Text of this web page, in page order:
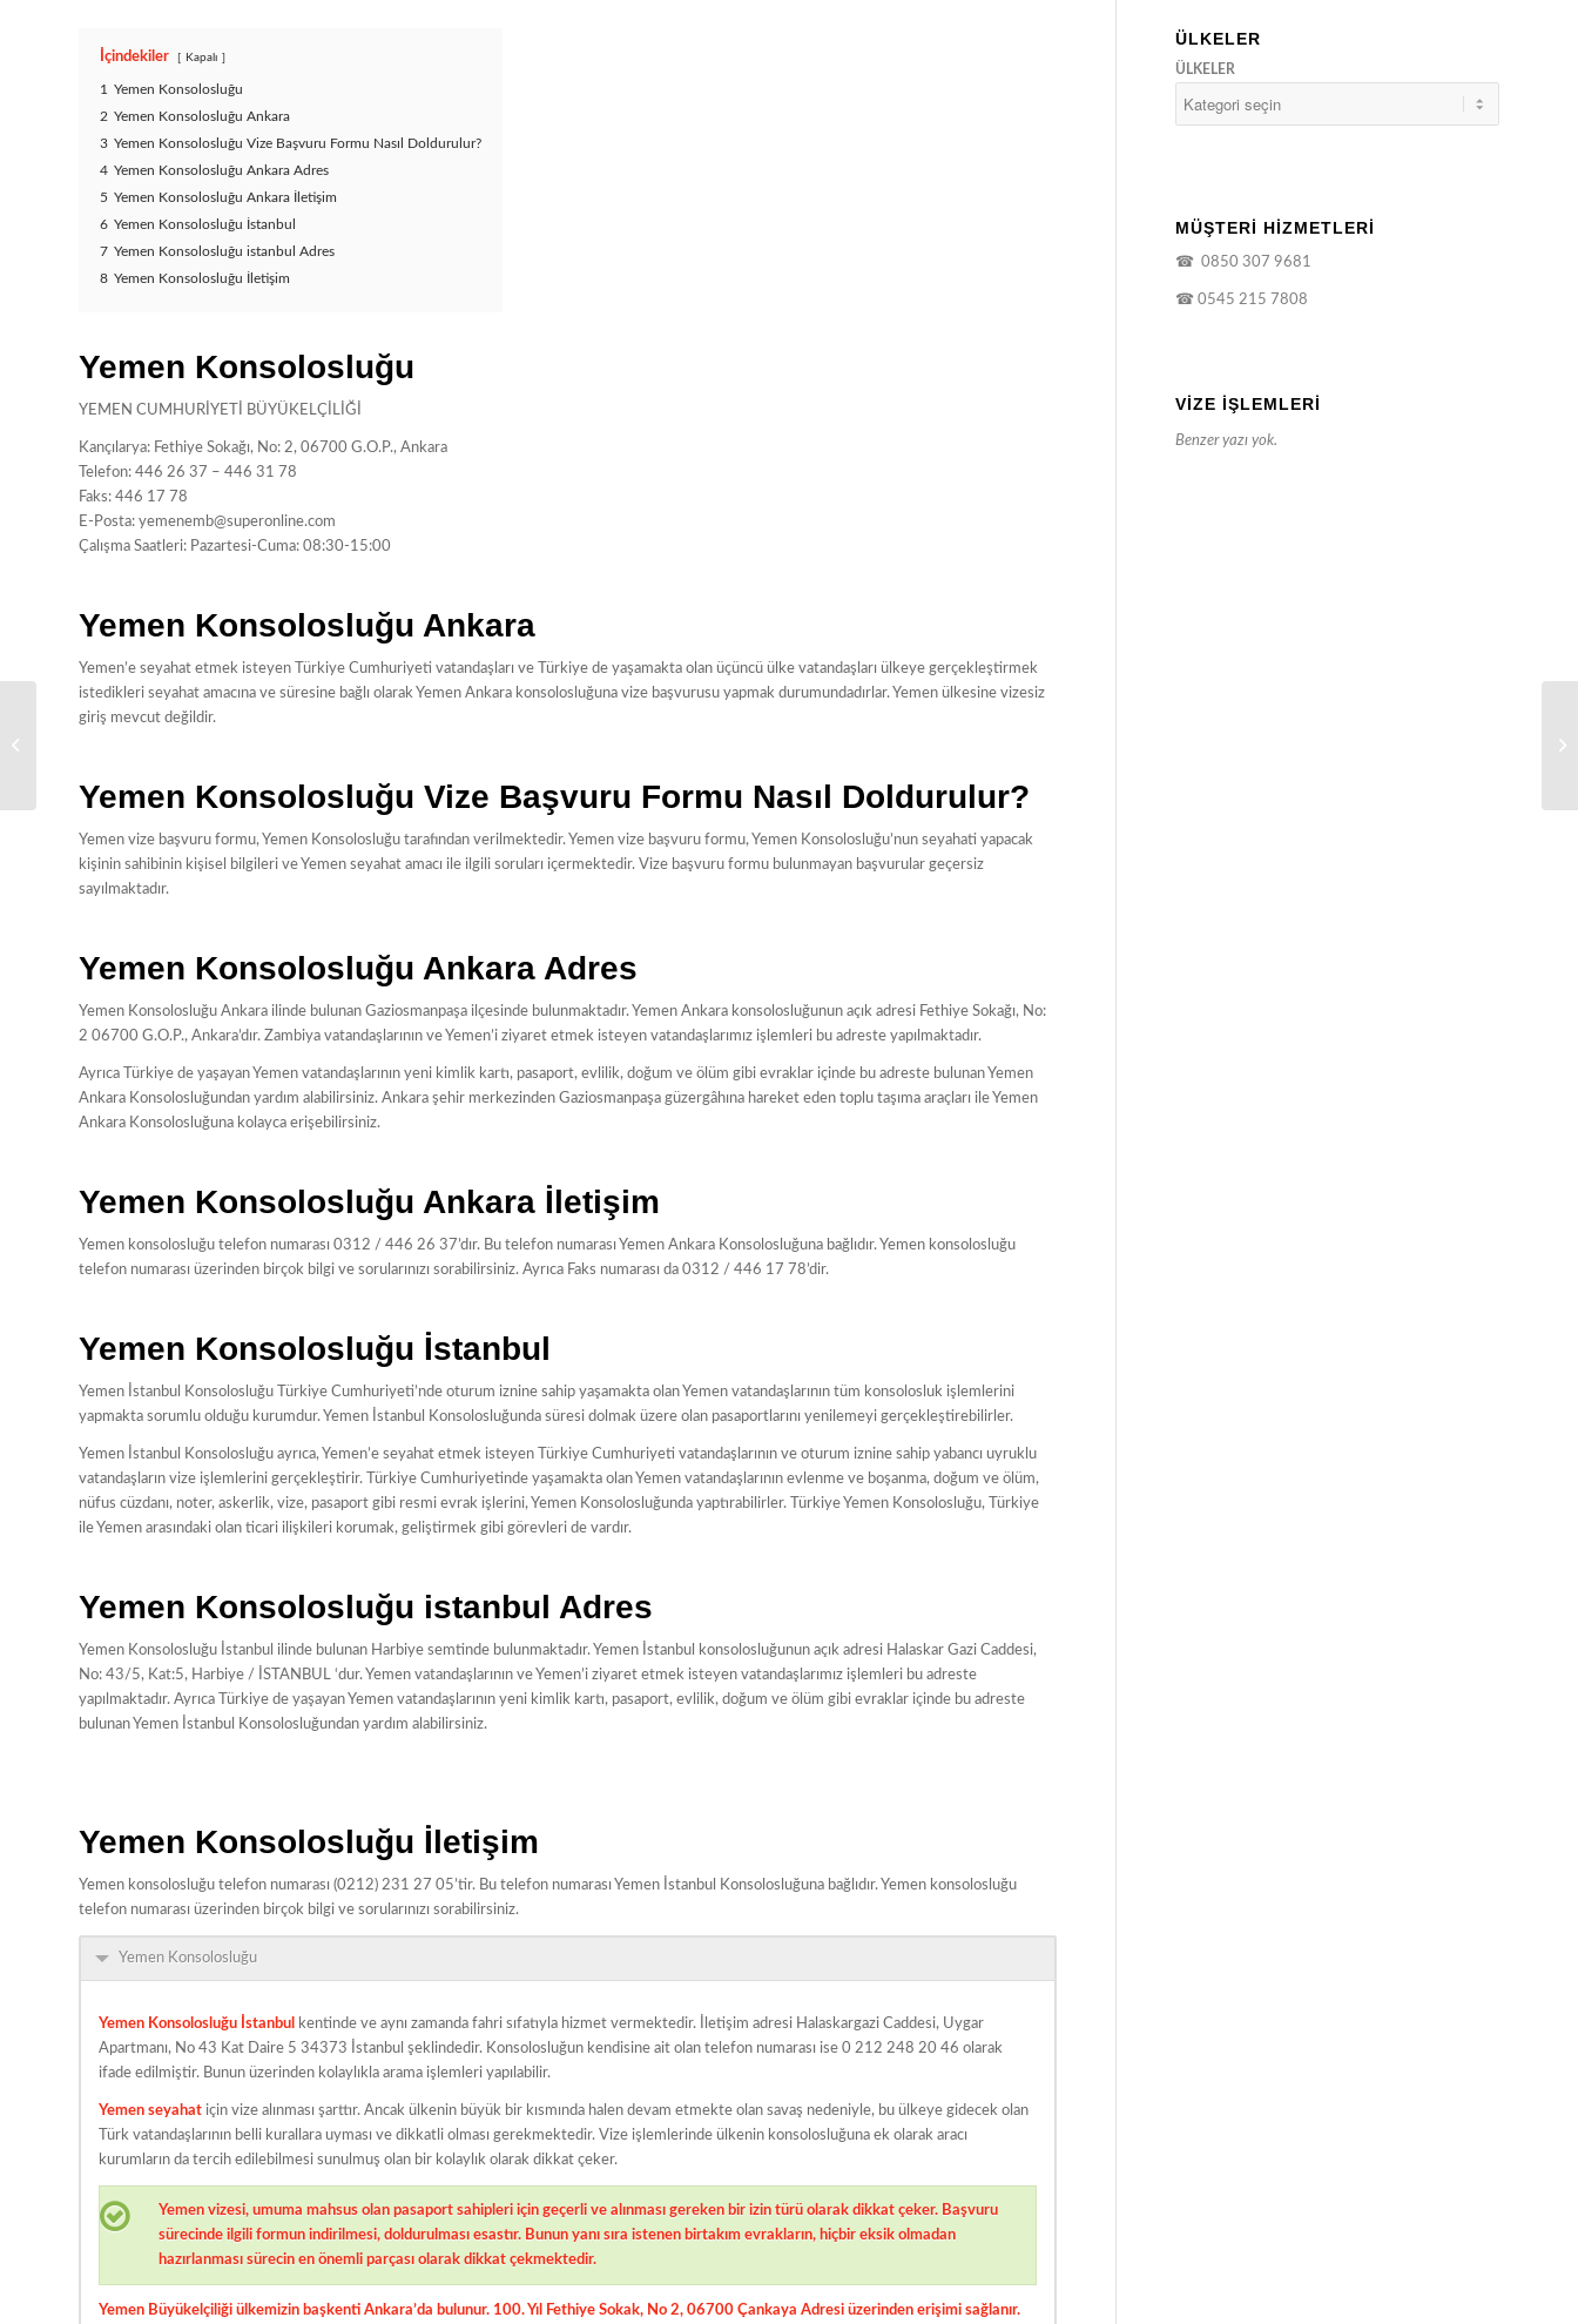
İçindekiler Kapalı
1 Yemen Konsolosluğu
2 Yemen Konsolosluğu Ankara
3 Yemen Konsolosluğu Vize Başvuru Formu Nasıl Doldurulur?
4 Yemen Konsolosluğu Ankara Adres
5 Yemen Konsolosluğu Ankara İletişim
6 Yemen Konsolosluğu İstanbul
7 Yemen Konsolosluğu istanbul Adres
8 Yemen Konsolosluğu İletişim
Yemen Konsolosluğu
YEMEN CUMHURİYETİ BÜYÜKELÇİLİĞİ
Kançılarya: Fethiye Sokağı, No: 2, 06700 G.O.P., Ankara
Telefon: 446 26 37 – 446 31 78
Faks: 446 17 78
E-Posta: yemenemb@superonline.com
Çalışma Saatleri: Pazartesi-Cuma: 08:30-15:00
Yemen Konsolosluğu Ankara
Yemen’e seyahat etmek isteyen Türkiye Cumhuriyeti vatandaşları ve Türkiye de yaşamakta olan üçüncü ülke vatandaşları ülkeye gerçekleştirmek
istedikleri seyahat amacına ve süresine bağlı olarak Yemen Ankara konsolosluğuna vize başvurusu yapmak durumundadırlar. Yemen ülkesine vizesiz
giriş mevcut değildir.
Yemen Konsolosluğu Vize Başvuru Formu Nasıl Doldurulur?
Yemen vize başvuru formu, Yemen Konsolosluğu tarafından verilmektedir. Yemen vize başvuru formu, Yemen Konsolosluğu’nun seyahati yapacak
kişinin sahibinin kişisel bilgileri ve Yemen seyahat amacı ile ilgili soruları içermektedir. Vize başvuru formu bulunmayan başvurular geçersiz
sayılmaktadır.
Yemen Konsolosluğu Ankara Adres
Yemen Konsolosluğu Ankara ilinde bulunan Gaziosmanpaşa ilçesinde bulunmaktadır. Yemen Ankara konsolosluğunun açık adresi Fethiye Sokağı, No:
2 06700 G.O.P., Ankara’dır. Zambiya vatandaşlarının ve Yemen’i ziyaret etmek isteyen vatandaşlarımız işlemleri bu adreste yapılmaktadır.
Ayrıca Türkiye de yaşayan Yemen vatandaşlarının yeni kimlik kartı, pasaport, evlilik, doğum ve ölüm gibi evraklar içinde bu adreste bulunan Yemen
Ankara Konsolosluğundan yardım alabilirsiniz. Ankara şehir merkezinden Gaziosmanpaşa güzergâhına hareket eden toplu taşıma araçları ile Yemen
Ankara Konsolosluğuna kolayca erişebilirsiniz.
Yemen Konsolosluğu Ankara İletişim
Yemen konsolosluğu telefon numarası 0312 / 446 26 37’dır. Bu telefon numarası Yemen Ankara Konsolosluğuna bağlıdır. Yemen konsolosluğu
telefon numarası üzerinden birçok bilgi ve sorularınızı sorabilirsiniz. Ayrıca Faks numarası da 0312 / 446 17 78’dir.
Yemen Konsolosluğu İstanbul
Yemen İstanbul Konsolosluğu Türkiye Cumhuriyeti’nde oturum iznine sahip yaşamakta olan Yemen vatandaşlarının tüm konsolosluk işlemlerini
yapmakta sorumlu olduğu kurumdur. Yemen İstanbul Konsolosluğunda süresi dolmak üzere olan pasaportlarını yenilemeyi gerçekleştirebilirler.
Yemen İstanbul Konsolosluğu ayrıca, Yemen’e seyahat etmek isteyen Türkiye Cumhuriyeti vatandaşlarının ve oturum iznine sahip yabancı uyruklu
vatandaşların vize işlemlerini gerçekleştirir. Türkiye Cumhuriyetinde yaşamakta olan Yemen vatandaşlarının evlenme ve boşanma, doğum ve ölüm,
nüfus cüzdanı, noter, askerlik, vize, pasaport gibi resmi evrak işlerini, Yemen Konsolosluğunda yaptırabilirler. Türkiye Yemen Konsolosluğu, Türkiye
ile Yemen arasındaki olan ticari ilişkileri korumak, geliştirmek gibi görevleri de vardır.
Yemen Konsolosluğu istanbul Adres
Yemen Konsolosluğu İstanbul ilinde bulunan Harbiye semtinde bulunmaktadır. Yemen İstanbul konsolosluğunun açık adresi Halaskar Gazi Caddesi,
No: 43/5, Kat:5, Harbiye / İSTANBUL ‘dur. Yemen vatandaşlarının ve Yemen’i ziyaret etmek isteyen vatandaşlarımız işlemleri bu adreste
yapılmaktadır. Ayrıca Türkiye de yaşayan Yemen vatandaşlarının yeni kimlik kartı, pasaport, evlilik, doğum ve ölüm gibi evraklar içinde bu adreste
bulunan Yemen İstanbul Konsolosluğundan yardım alabilirsiniz.
Yemen Konsolosluğu İletişim
Yemen konsolosluğu telefon numarası (0212) 231 27 05’tir. Bu telefon numarası Yemen İstanbul Konsolosluğuna bağlıdır. Yemen konsolosluğu
telefon numarası üzerinden birçok bilgi ve sorularınızı sorabilirsiniz.
Yemen Konsolosluğu
Yemen Konsolosluğu İstanbul
kentinde ve aynı zamanda fahri sıfatıyla hizmet vermektedir. İletişim adresi Halaskargazi Caddesi, Uygar
Apartmanı, No 43 Kat Daire 5 34373 İstanbul şeklindedir. Konsolosluğun kendisine ait olan telefon numarası ise 0 212 248 20 46 olarak
ifade edilmiştir. Bunun üzerinden kolaylıkla arama işlemleri yapılabilir.
Yemen seyahat için vize alınması şarttır. Ancak ülkenin büyük bir kısmında halen devam etmekte olan savaş nedeniyle, bu ülkeye gidecek olan
Türk vatandaşlarının belli kurallara uyması ve dikkatli olması gerekmektedir. Vize işlemlerinde ülkenin konsolosluğuna ek olarak aracı
kurumların da tercih edilebilmesi sunulmuş olan bir kolaylık olarak dikkat çeker.
Yemen vizesi, umuma mahsus olan pasaport sahipleri için geçerli ve alınması gereken bir izin türü olarak dikkat çeker. Başvuru
sürecinde ilgili formun indirilmesi, doldurulması esastır. Bunun yanı sıra istenen birtakım evrakların, hiçbir eksik olmadan
hazırlanması sürecin en önemli parçası olarak dikkat çekmektedir.
Yemen Büyükelçiliği ülkemizin başkenti Ankara’da bulunur. 100. Yıl Fethiye Sokak, No 2, 06700 Çankaya Adresi üzerinden erişimi sağlanır.
ÜLKELER
ÜLKELER
MÜŞTERİ HİZMETLERİ
☎ 0850 307 9681
☎ 0545 215 7808
VIZE İŞLEMLERI
Benzer yazı yok.